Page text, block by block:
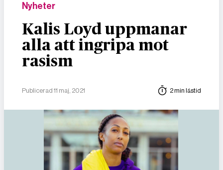
Nyheter
Kalis Loyd uppmanar
alla att ingripa mot
rasism
Publicerad 11 maj, 2021 2 min lästid